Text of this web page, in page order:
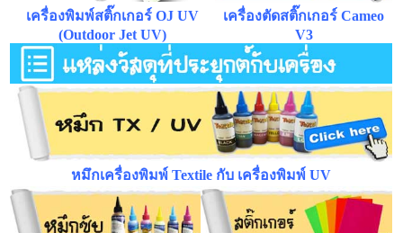
เครื่องพิมพ์สติ๊กเกอร์ OJ UV
(Outdoor Jet UV)
เครื่องตัดสติ๊กเกอร์ Cameo
V3
หมึกเครื่องพิมพ์ Textile กับ เครื่องพิมพ์ UV